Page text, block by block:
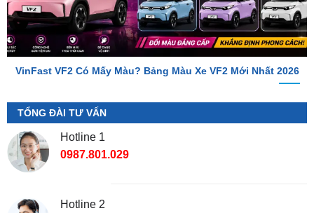
VinFast VF2 Có Mấy Màu? Bảng Màu Xe VF2 Mới Nhất 2026
TỔNG ĐÀI TƯ VẤN
Hotline 1
0987.801.029